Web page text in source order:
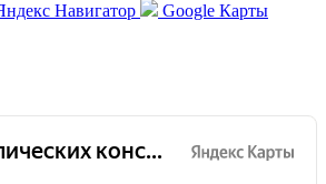
Навигатор
Google Карты